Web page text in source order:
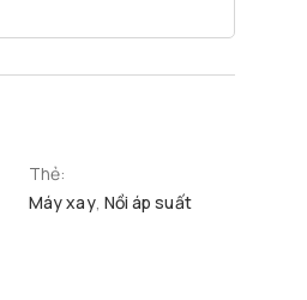
Thẻ:
Máy xay, Nồi áp suất